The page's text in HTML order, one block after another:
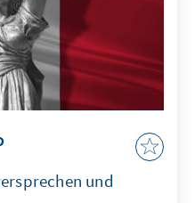
Auftragsmorde
und